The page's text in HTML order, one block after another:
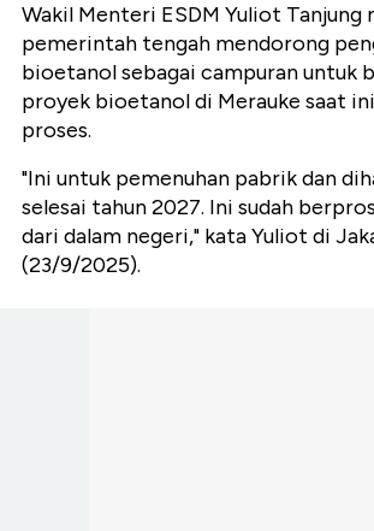
Wakil Menteri ESDM Yuliot Tanjung
pemerintah tengah mendorong
bioetanol sebagai campuran untuk
proyek bioetanol di Merauke saat
proses.
"Ini untuk pemenuhan pabrik dan
selesai tahun 2027. Ini sudah
dari dalam negeri," kata Yuliot di
(23/9/2025).